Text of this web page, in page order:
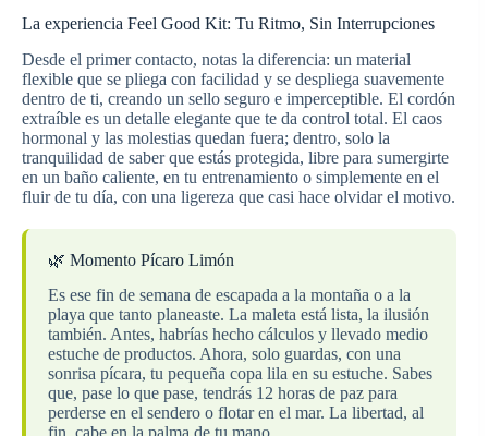
La experiencia Feel Good Kit: Tu Ritmo, Sin Interrupciones
Desde el primer contacto, notas la diferencia: un material
flexible que se pliega con facilidad y se despliega suavemente
dentro de ti, creando un sello seguro e imperceptible. El cordón
extraíble es un detalle elegante que te da control total. El caos
hormonal y las molestias quedan fuera; dentro, solo la
tranquilidad de saber que estás protegida, libre para sumergirte
en un baño caliente, en tu entrenamiento o simplemente en el
fluir de tu día, con una ligereza que casi hace olvidar el motivo.
🌿 Momento Pícaro Limón
Es ese fin de semana de escapada a la montaña o a la
playa que tanto planeaste. La maleta está lista, la ilusión
también. Antes, habrías hecho cálculos y llevado medio
estuche de productos. Ahora, solo guardas, con una
sonrisa pícara, tu pequeña copa lila en su estuche. Sabes
que, pase lo que pase, tendrás 12 horas de paz para
perderse en el sendero o flotar en el mar. La libertad, al